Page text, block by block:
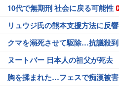
10代で無期刑 社会に戻る可能性
リュウジ氏の熊本支援方法に反響
クマを溺死させて駆除…抗議殺到
ヌートバー 日本人の祖父が死去
胸を揉まれた…フェスで痴漢被害